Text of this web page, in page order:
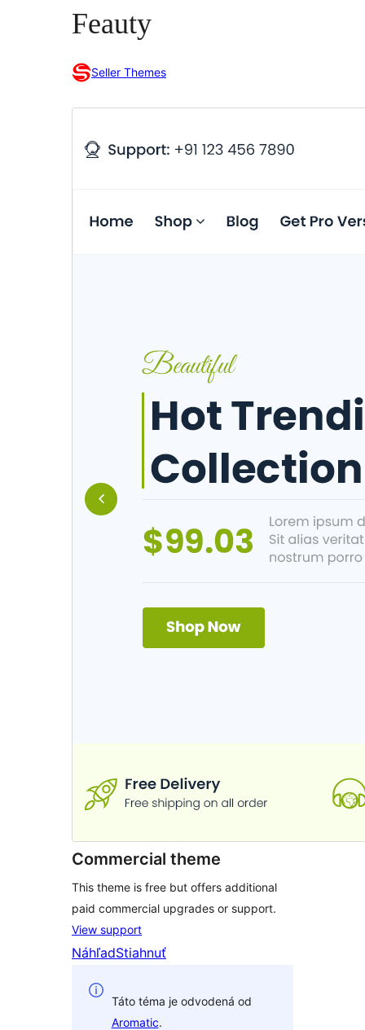
Feauty
Seller Themes
Commercial theme
This theme is free but offers additional
paid commercial upgrades or support.
View support
NáhľadStiahnuť
Táto téma je odvodená od
Aromatic.